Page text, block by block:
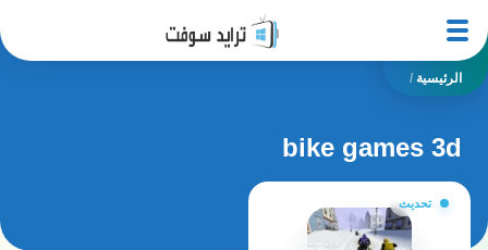
الرئيسية /
bike games 3d
تحديث